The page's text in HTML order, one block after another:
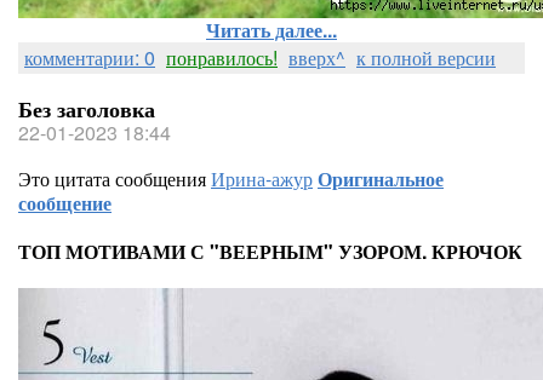
Читать далее...
комментарии: 0 понравилось! вверх^ к полной версии
Без заголовка
22-01-2023 18:44
Это цитата сообщенияИрина-ажурОригинальное
сообщение
ТОП МОТИВАМИ С "ВЕЕРНЫМ" УЗОРОМ. КРЮЧОК